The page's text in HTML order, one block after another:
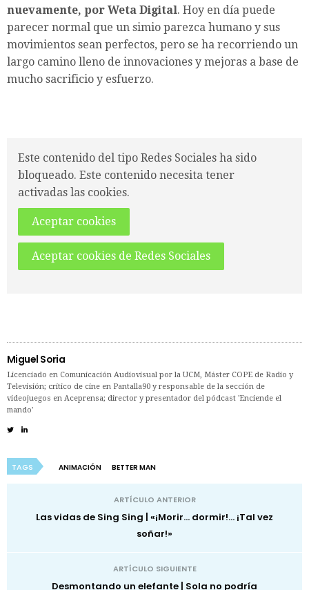
nuevamente, por Weta Digital. Hoy en día puede
parecer normal que un simio parezca humano y sus
movimientos sean perfectos, pero se ha recorriendo un
largo camino lleno de innovaciones y mejoras a base de
mucho sacrificio y esfuerzo.
Este contenido del tipo Redes Sociales ha sido
bloqueado. Este contenido necesita tener
activadas las cookies.
Aceptar cookies
Aceptar cookies de Redes Sociales
Miguel Soria
Licenciado en Comunicación Audiovisual por la UCM, Máster COPE de Radio y
Televisión; crítico de cine en Pantalla90 y responsable de la sección de
videojuegos en Aceprensa; director y presentador del pódcast 'Enciende el
mando'
TAGS ANIMACIÓN BETTER MAN
ARTÍCULO ANTERIOR
Las vidas de Sing Sing | «¡Morir… dormir!… ¡Tal vez
soñar!»
ARTÍCULO SIGUIENTE
Desmontando un elefante | Sola no podría